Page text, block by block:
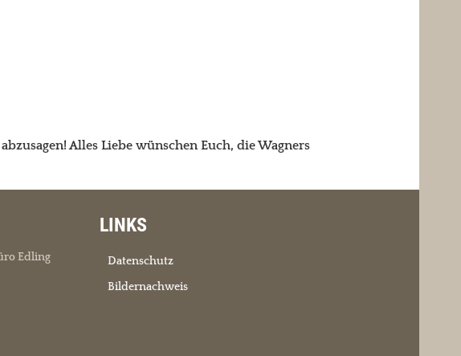
Alles Liebe wünschen Euch, die Wagners
Edling
LINKS
Datenschutz
Bildernachweis